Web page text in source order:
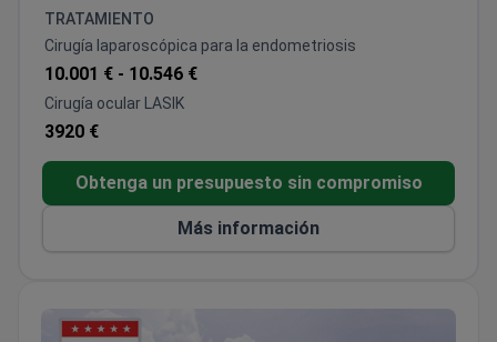
profesionales experimentados y tecnología
moderna, el Hospital Intrarat ofrece diagnósticos
rápidos y precisos, al tiempo que da prioridad a la
atención compasiva y holística de cada paciente.
TRATAMIENTO
Cirugía laparoscópica para la endometriosis
10.001 € - 10.546 €
Cirugía ocular LASIK
3920 €
Obtenga un presupuesto sin compromiso
Más información